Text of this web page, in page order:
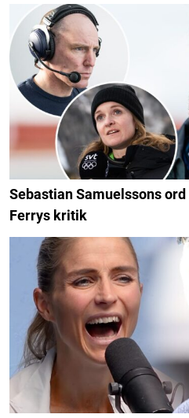
Sebastian Samuelssons
Ferrys kritik